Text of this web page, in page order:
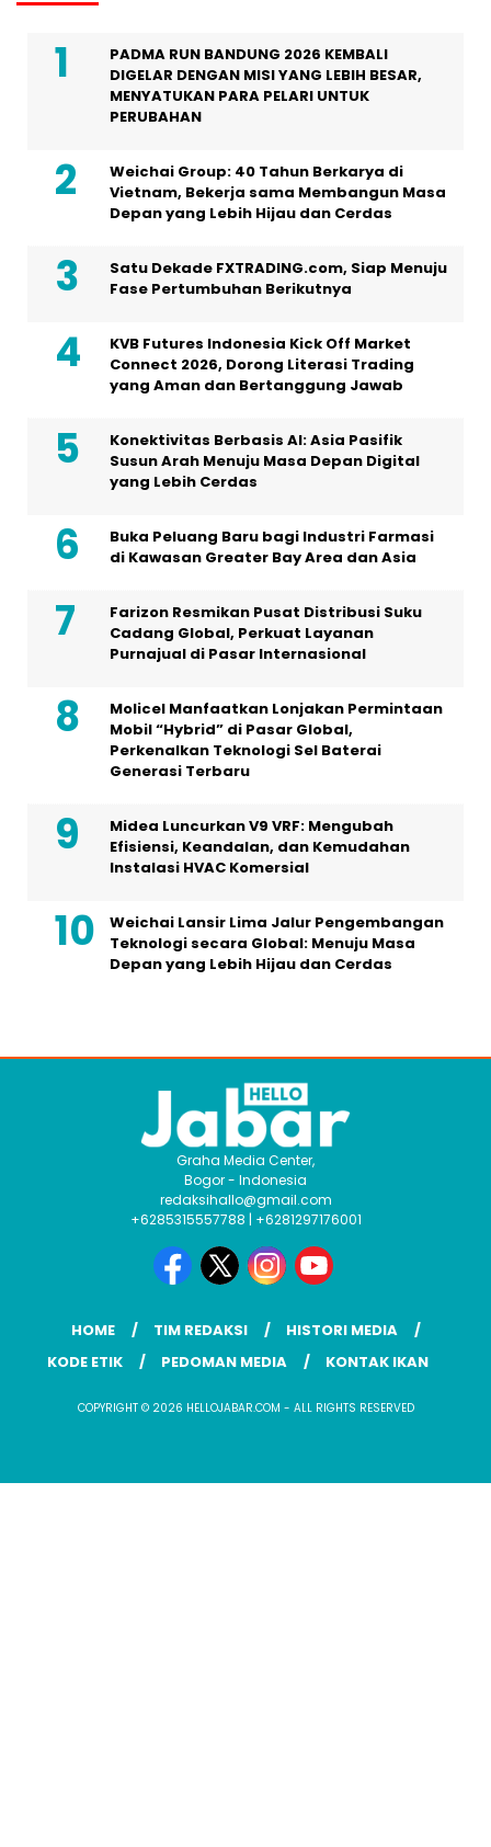
PADMA RUN BANDUNG 2026 KEMBALI
DIGELAR DENGAN MISI YANG LEBIH BESAR,
MENYATUKAN PARA PELARI UNTUK
PERUBAHAN
Weichai Group: 40 Tahun Berkarya di
Vietnam, Bekerja sama Membangun Masa
Depan yang Lebih Hijau dan Cerdas
Satu Dekade FXTRADING.com, Siap Menuju
Fase Pertumbuhan Berikutnya
KVB Futures Indonesia Kick Off Market
Connect 2026, Dorong Literasi Trading
yang Aman dan Bertanggung Jawab
Konektivitas Berbasis AI: Asia Pasifik
Susun Arah Menuju Masa Depan Digital
yang Lebih Cerdas
Buka Peluang Baru bagi Industri Farmasi
di Kawasan Greater Bay Area dan Asia
Farizon Resmikan Pusat Distribusi Suku
Cadang Global, Perkuat Layanan
Purnajual di Pasar Internasional
Molicel Manfaatkan Lonjakan Permintaan
Mobil “Hybrid” di Pasar Global,
Perkenalkan Teknologi Sel Baterai
Generasi Terbaru
Midea Luncurkan V9 VRF: Mengubah
Efisiensi, Keandalan, dan Kemudahan
Instalasi HVAC Komersial
Weichai Lansir Lima Jalur Pengembangan
Teknologi secara Global: Menuju Masa
Depan yang Lebih Hijau dan Cerdas
Graha Media Center,
Bogor - Indonesia
redaksihallo@gmail.com
+6285315557788 | +6281297176001
HOME TIM REDAKSI
HISTORI MEDIA
KODE ETIK
PEDOMAN MEDIA KONTAK IKAN
COPYRIGHT © 2026 HELLOJABAR.COM - ALL RIGHTS RESERVED